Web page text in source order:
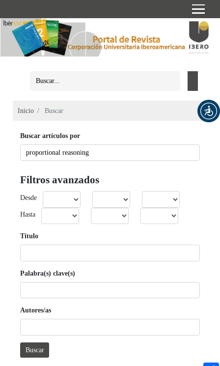
Inicio Buscar
Buscar artículos por
Filtros avanzados
Desde
Hasta
Título
Palabra(s) clave(s)
Autores/as
Buscar